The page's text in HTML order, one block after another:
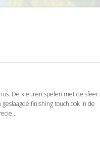
De kleuren spelen met de sfeer:
finishing touch ook in de